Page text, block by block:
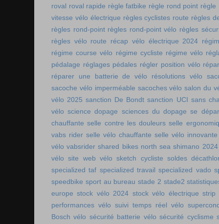
roval roval rapide règle fatbike règle rond point règle
vitesse vélo électrique règles cyclistes route règles
règles rond-point règles rond-point vélo règles
règles vélo route
récap vélo électrique 2024
régime course vélo régime cycliste régime vélo
pédalage réglages pédales régler position vélo
réparer une batterie de vélo
résolutions vélo
sacoche vélo imperméable sacoches vélo salon du
vélo 2025 sanction De Bondt sanction UCI sans
vélo science dopage sciences du dopage se
chauffante selle contre les douleurs selle
vabs rider selle vélo chauffante selle vélo innovante
vélo vabsrider shared bikes north sea shimano 2024
vélo site web vélo sketch cycliste soldes
specialized taf specialized travail specialized vado
speedbike sport au bureau stade 2 stade2
europe stock vélo 2024 stock vélo électrique strip
performances vélo suivi temps réel vélo
Bosch vélo sécurité batterie vélo sécurité cyclisme